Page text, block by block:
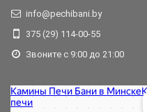
info@pechibani.by
375 (29) 114-00-55
Звоните с 9:00 до 21:00